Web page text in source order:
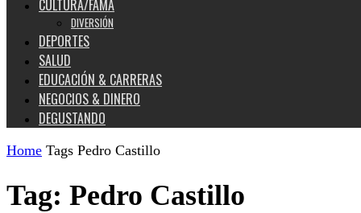
CULTURA/FAMA
DIVERSIÓN
DEPORTES
SALUD
EDUCACIÓN & CARRERAS
NEGOCIOS & DINERO
DEGUSTANDO
Home Tags Pedro Castillo
Tag: Pedro Castillo